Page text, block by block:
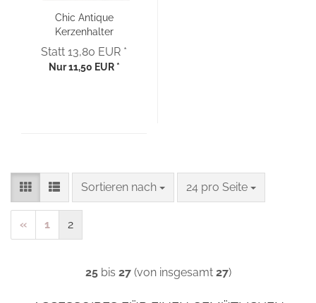
Chic Antique
Kerzenhalter
Landhaus antik grau
Statt 13,80 EUR *
Nur 11,50 EUR *
Sortieren nach
Sortieren nach 24 pro Seite
pro Seite
« 1 2
25bis 27(von insgesamt 27)